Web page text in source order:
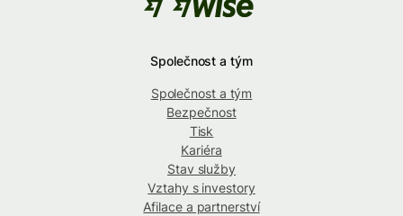
Společnost a tým
Společnost a tým
Bezpečnost
Tisk
Kariéra
Stav služby
Vztahy s investory
Afilace a partnerství